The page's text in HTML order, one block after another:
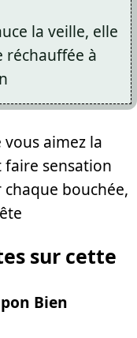
la veille, elle
réchauffée à
vous aimez la
sensation
bouchée,
sur cette
Bien